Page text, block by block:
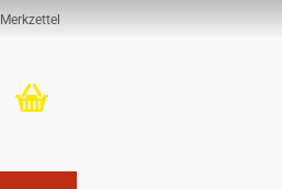
Merkzettel